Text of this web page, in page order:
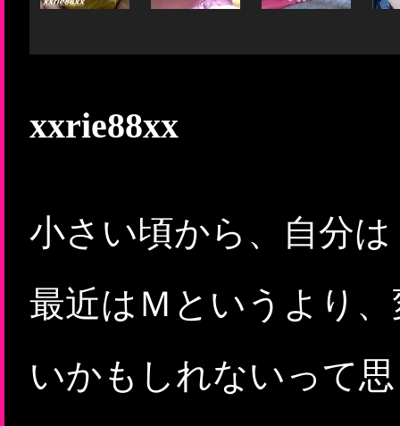
xxrie88xx
小さい頃から、自分
最近はＭというより
いかもしれないって